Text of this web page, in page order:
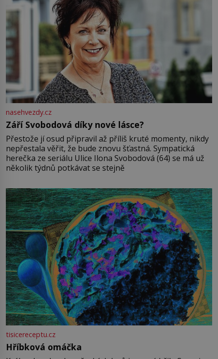
nasehvezdy.cz
Září Svobodová díky nové lásce?
Přestože jí osud připravil až příliš kruté momenty, nikdy
nepřestala věřit, že bude znovu šťastná. Sympatická
herečka ze seriálu Ulice Ilona Svobodová (64) se má už
několik týdnů potkávat se stejně
tisicereceptu.cz
Hříbková omáčka